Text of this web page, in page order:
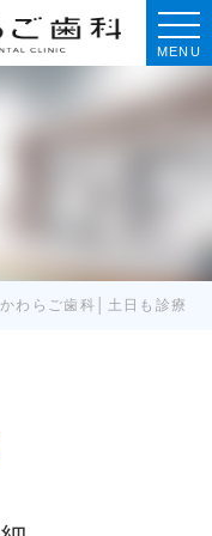
MENU
わらご歯科│土日も診療